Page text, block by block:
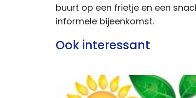
buurt op een frietje en een
informele bijeenkomst.
Ook interessant